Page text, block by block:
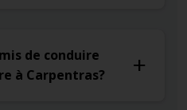
de conduire
à Carpentras?